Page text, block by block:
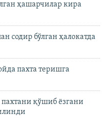
ҳашарчилар кира
содир бўлган ҳалокатда
пахта теришга
қўшиб ёзгани